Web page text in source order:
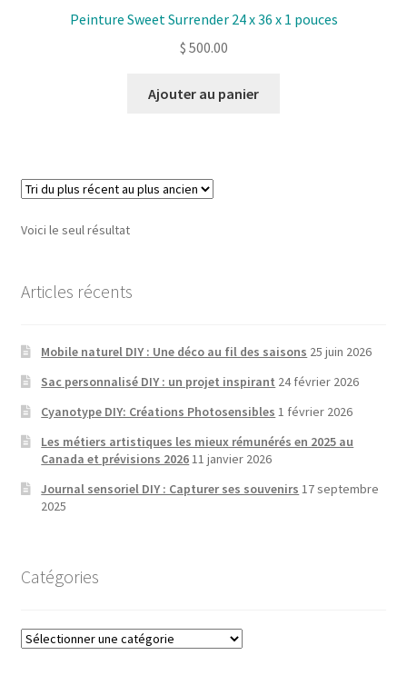
Peinture Sweet Surrender 24 x 36 x 1 pouces
$ 500.00
Ajouter au panier
Voici le seul résultat
Articles récents
Mobile naturel DIY : Une déco au fil des saisons 25 juin 2026
Sac personnalisé DIY : un projet inspirant 24 février 2026
Cyanotype DIY: Créations Photosensibles 1 février 2026
Les métiers artistiques les mieux rémunérés en 2025 au
Canada et prévisions 202611 janvier 2026
Journal sensoriel DIY : Capturer ses souvenirs 17 septembre
2025
Catégories
Catégories